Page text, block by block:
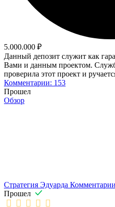
5.000.000 ₽
Данный депозит служит как
Вами и данным проектом.
проверила этот проект и
Комментарии: 153
Прошел
Обзор
Стратегия Эдуарда
Прошел